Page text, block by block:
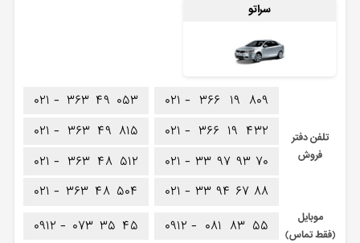
سراتو
تلفن دفتر
فروش
۰۲۱ - ۳۶۶ ۱۹ ۸۰۹
۰۲۱ - ۳۶۶ ۱۹ ۴۳۲
۰۲۱ - ۳۳ ۹۷ ۹۳ ۷۰
۰۲۱ - ۳۳ ۹۴ ۶۷ ۸۸
۰۲۱ - ۳۶۳ ۴۹ ۰۵۳
۰۲۱ - ۳۶۳ ۴۹ ۸۱۵
۰۲۱ - ۳۶۳ ۴۸ ۵۱۲
۰۲۱ - ۳۶۳ ۴۸ ۵۰۴
موبایل
(فقط تماس)
۰۹۱۲ - ۰۸۱ ۸۳ ۵۵ ۰۹۱۲ - ۰۷۳ ۳۵ ۴۵